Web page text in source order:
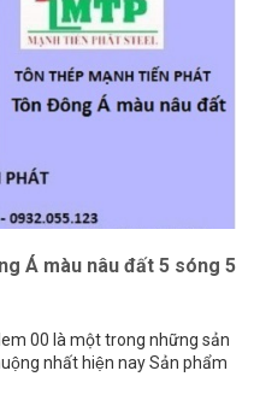
Á màu nâu đất 5 sóng 5
00 là một trong những sản
nhất hiện nay Sản phẩm